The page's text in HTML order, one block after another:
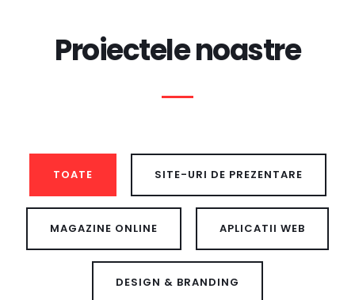
Proiectele noastre
TOATE SITE-URI DE PREZENTARE
MAGAZINE ONLINE APLICATII WEB
DESIGN & BRANDING